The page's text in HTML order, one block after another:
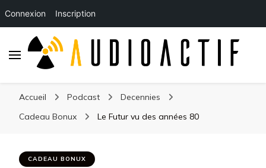
Connexion Inscription
Accueil Podcast
Decennies
Cadeau Bonux
Le Futur vu des années 80
CADEAU BONUX